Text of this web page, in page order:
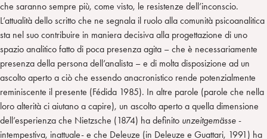
che saranno sempre più, come visto, le resistenze dell’inconscio.
L’attualità dello scritto che ne segnala il ruolo alla comunità psicoanalitica
sta nel suo contribuire in maniera decisiva alla progettazione di uno
spazio analitico fatto di poca presenza agita – che è necessariamente
presenza della persona dell’analista – e di molta disposizione ad un
ascolto aperto a ciò che essendo anacronistico rende potenzialmente
reminiscente il presente (Fédida 1985). In altre parole (parole che nella
loro alterità ci aiutano a capire), un ascolto aperto a quella dimensione
dell’esperienza che Nietzsche (1874) ha definito unzeitgemässe -
intempestiva, inattuale- e che Deleuze (in Deleuze e Guattari, 1991) ha